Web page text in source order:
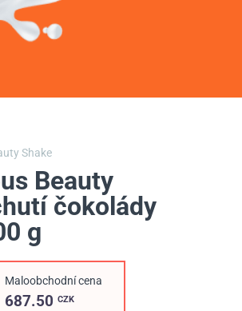
Shake
Beauty
čokolády
g
Maloobchodní cena
687.50 CZK